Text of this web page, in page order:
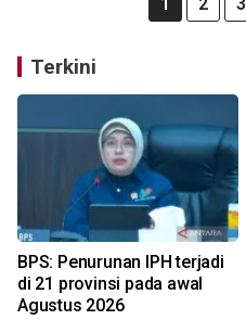
Terkini
BPS: Penurunan IPH terjadi
di 21 provinsi pada awal
Agustus 2026